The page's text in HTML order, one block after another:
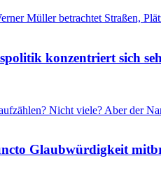
Müller betrachtet Straßen,
konzentriert sich
Nicht viele? Aber der
Glaubwürdigkeit